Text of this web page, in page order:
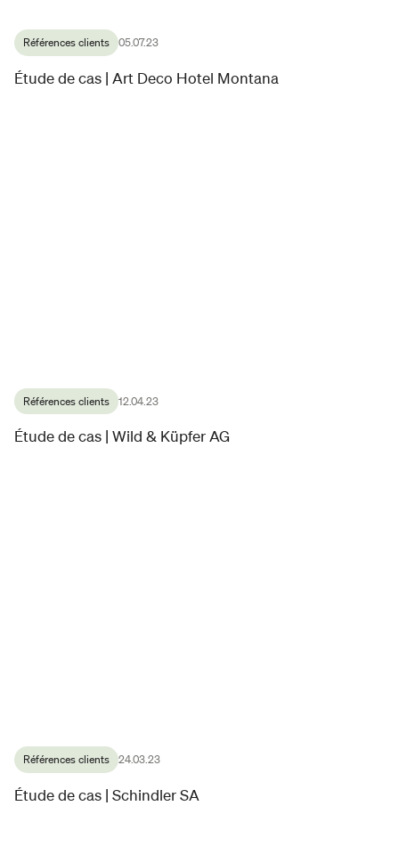
Références clients 05.07.23
Étude de cas | Art Deco Hotel Montana
Références clients 12.04.23
Étude de cas | Wild & Küpfer AG
Références clients 24.03.23
Étude de cas | Schindler SA